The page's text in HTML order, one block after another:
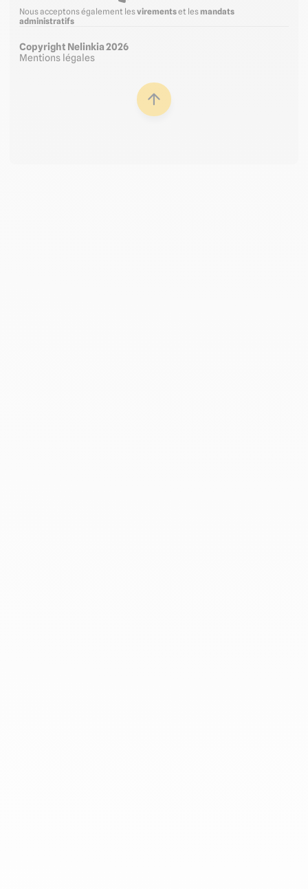
Nous acceptons également lesvirementset les mandats
administratifs
Copyright Nelinkia 2026
Mentions légales